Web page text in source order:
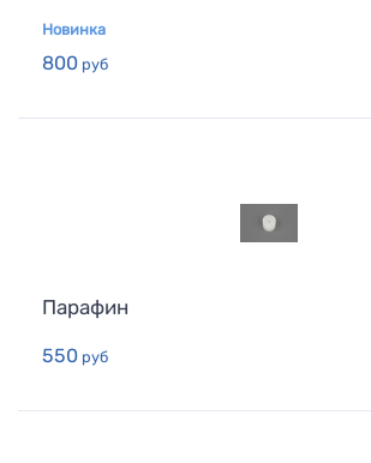
Новинка
800 руб
Парафин
550 руб